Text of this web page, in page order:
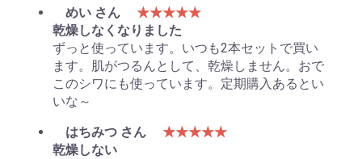
めい さん
★★★★★
乾燥しなくなりました
ずっと使っています。いつも2本セットで買い
ます。肌がつるんとして、乾燥しません。おで
このシワにも使っています。定期購入あるとい
いな～
はちみつ さん
★★★★★
乾燥しない